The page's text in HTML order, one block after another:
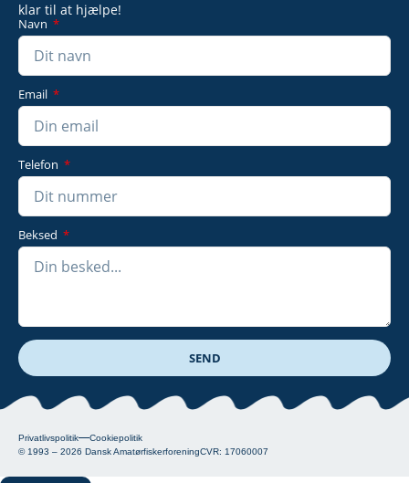
klar til at hjælpe!
Navn
Email
Telefon
Beksed
SEND
© 1993 – 2026 Dansk AmatørfiskerforeningCVR: 17060007
Privatlivspolitik Cookiepolitik